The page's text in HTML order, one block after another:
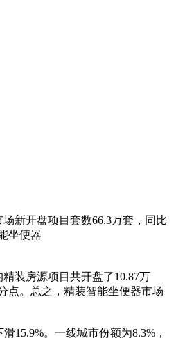
新开盘项目套数66.3万套，同比
坐便器
装房源项目共开盘了10.87万
点。总之，精装智能坐便器市场
15.9%。一线城市份额为8.3%，